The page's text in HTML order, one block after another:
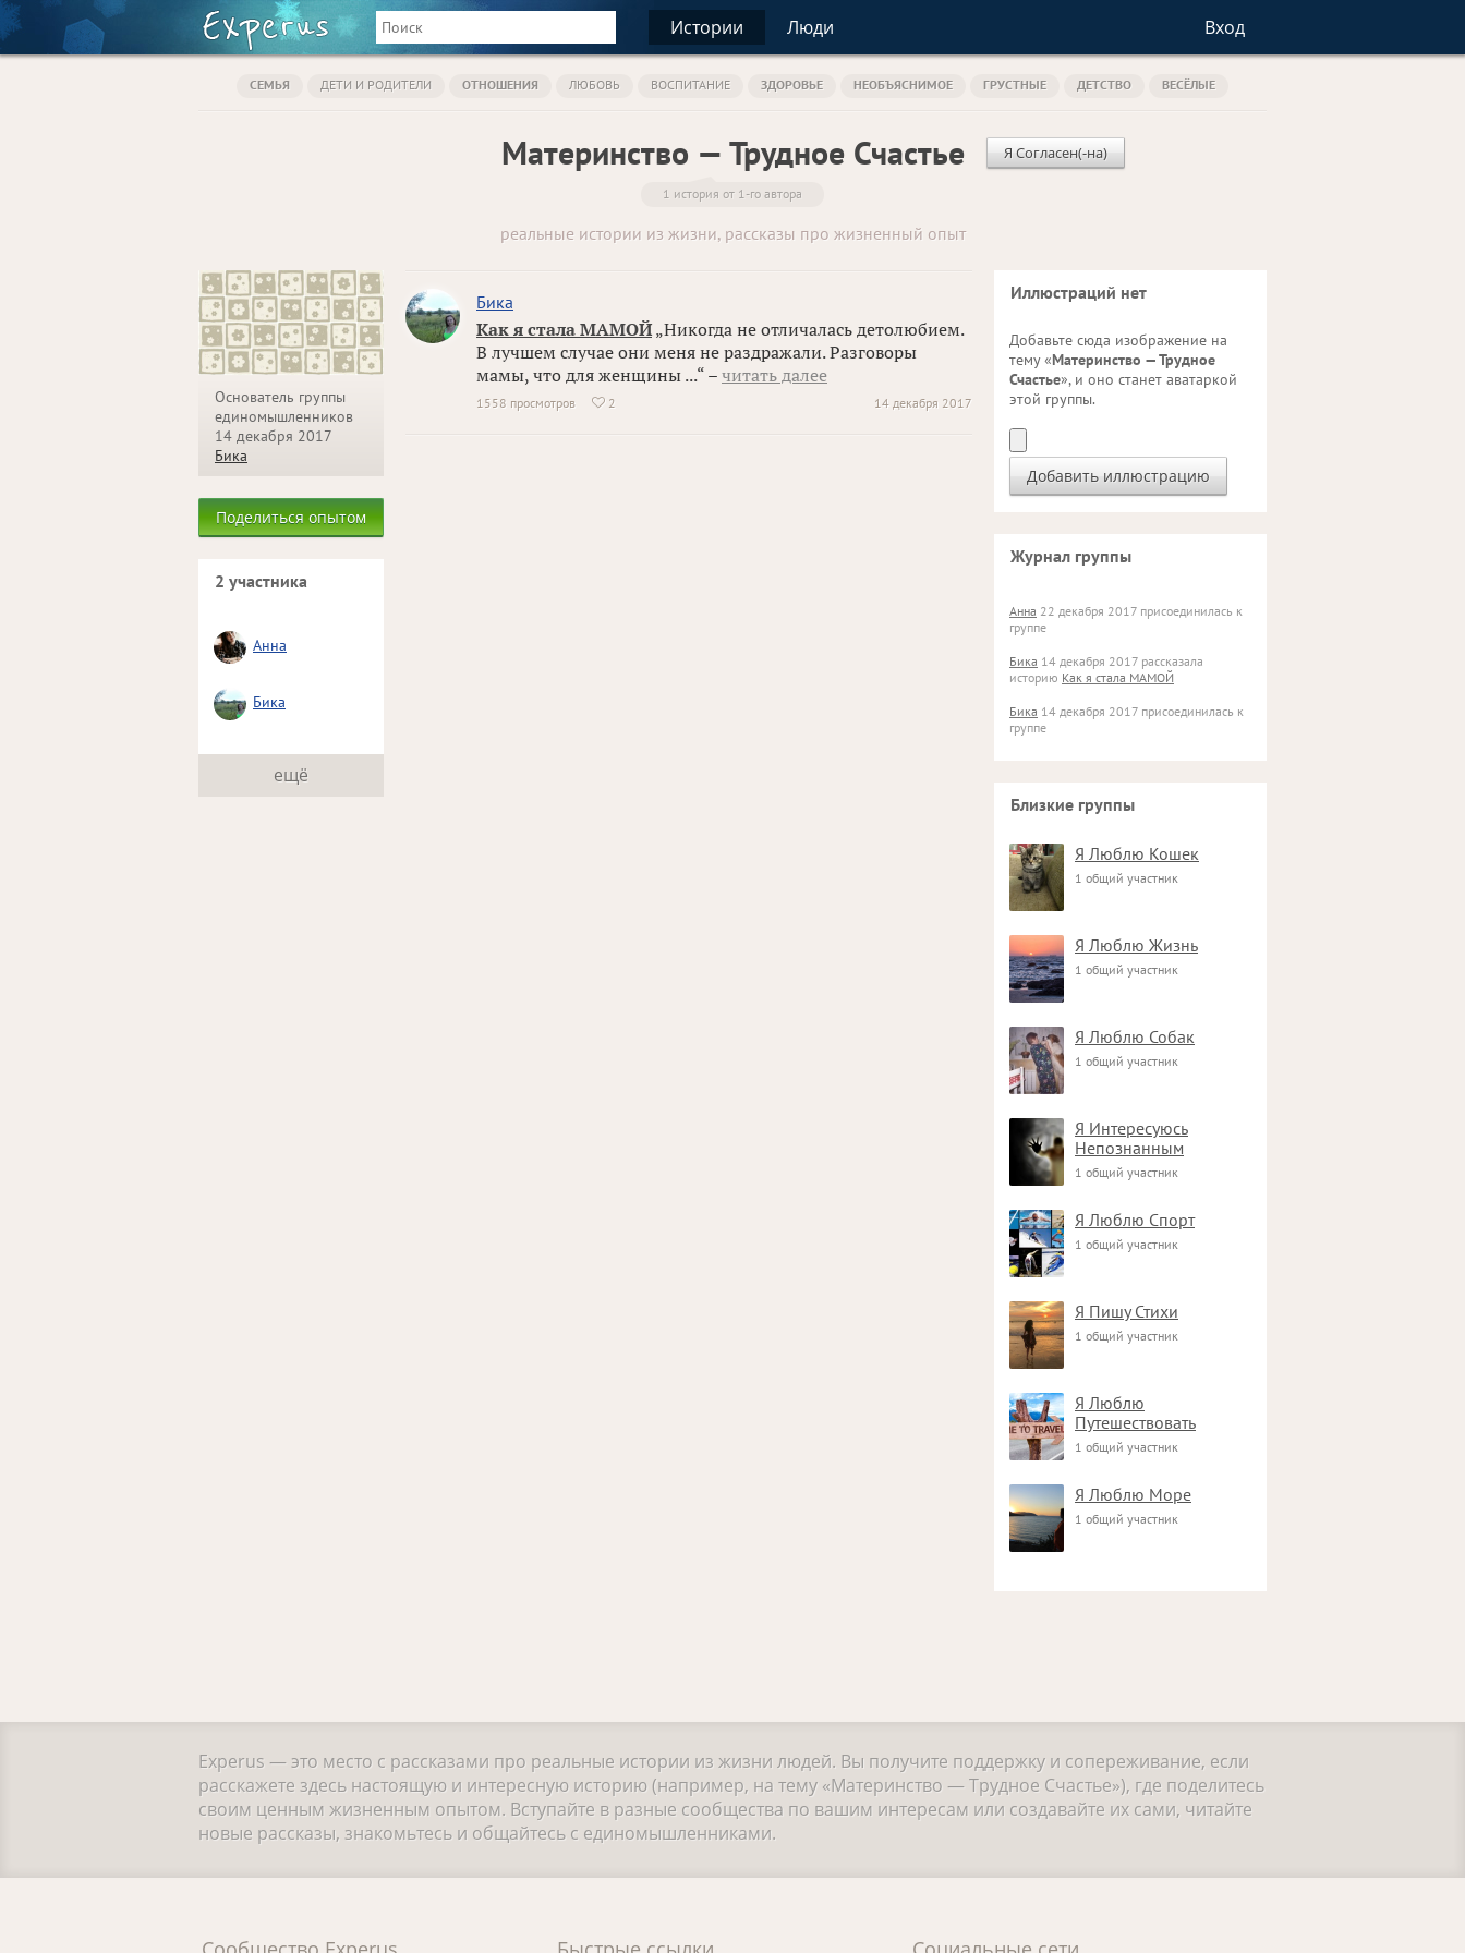
Истории Люди Вход
СЕМЬЯ ДЕТИ И РОДИТЕЛИ ОТНОШЕНИЯ ЛЮБОВЬ ВОСПИТАНИЕ ЗДОРОВЬЕ НЕОБЪЯСНИМОЕ ГРУСТНЫЕ ДЕТСТВО ВЕСЁЛЫЕ
Материнство — Трудное Счастье Я Согласен(-на)
1 история от 1-го автора
реальные истории из жизни, рассказы про жизненный опыт
Основатель группы
единомышленников
14 декабря 2017
Бика
Поделиться опытом
2 участника
Анна
Бика
ещё
Бика
Как я стала МАМОЙ„Никогда не отличалась детолюбием.
В лучшем случае они меня не раздражали. Разговоры
мамы, что для женщины ...“ – читать далее
14 декабря 2017
1558 просмотров  2
Иллюстраций нет
Добавьте сюда изображение на
тему «Материнство — Трудное
Счастье», и оно станет аватаркой
этой группы.
Журнал группы
Анна 22 декабря 2017 присоединилась к
группе
Бика 14 декабря 2017 рассказала
историю Как я стала МАМОЙ
Бика 14 декабря 2017 присоединилась к
группе
Близкие группы
Я Люблю Кошек
1 общий участник
Я Люблю Жизнь
1 общий участник
Я Люблю Собак
1 общий участник
Я Интересуюсь
Непознанным
1 общий участник
Я Люблю Спорт
1 общий участник
Я Пишу Стихи
1 общий участник
Я Люблю
Путешествовать
1 общий участник
Я Люблю Море
1 общий участник
Experus — это место с рассказами про реальные истории из жизни людей. Вы получите поддержку и сопереживание, если
расскажете здесь настоящую и интересную историю (например, на тему «Материнство — Трудное Счастье»), где поделитесь
своим ценным жизненным опытом. Вступайте в разные сообщества по вашим интересам или создавайте их сами, читайте
новые рассказы, знакомьтесь и общайтесь с единомышленниками.